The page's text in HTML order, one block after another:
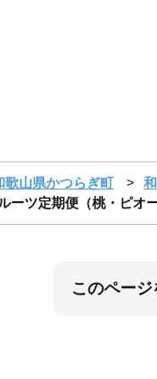
歌山県かつらぎ町
ーツ定期便（桃・ピオ
このペー